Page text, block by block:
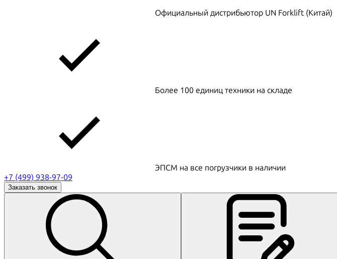
Официальный дистрибьютор UN Forklift (Китай)
Более 100 единиц техники на складе
ЭПСМ на все погрузчики в наличии
+7 (499) 938-97-09
Заказать звонок